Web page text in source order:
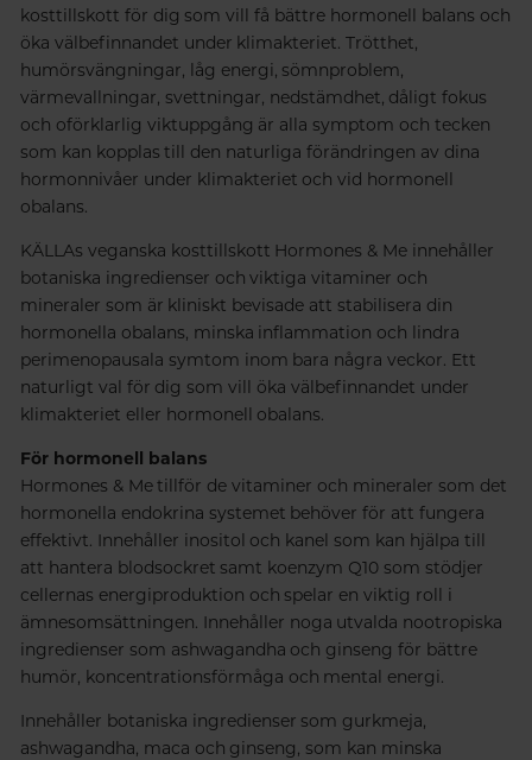
kosttillskott för dig som vill få bättre hormonell balans och
öka välbefinnandet under klimakteriet. Trötthet,
humörsvängningar, låg energi, sömnproblem,
värmevallningar, svettningar, nedstämdhet, dåligt fokus
och oförklarlig viktuppgång är alla symptom och tecken
som kan kopplas till den naturliga förändringen av dina
hormonnivåer under klimakteriet och vid hormonell
obalans.
KÄLLAs veganska kosttillskott Hormones & Me innehåller
botaniska ingredienser och viktiga vitaminer och
mineraler som är kliniskt bevisade att stabilisera din
hormonella obalans, minska inflammation och lindra
perimenopausala symtom inom bara några veckor. Ett
naturligt val för dig som vill öka välbefinnandet under
klimakteriet eller hormonell obalans.
För hormonell balans
Hormones & Me tillför de vitaminer och mineraler som det
hormonella endokrina systemet behöver för att fungera
effektivt. Innehåller inositol och kanel som kan hjälpa till
att hantera blodsockret samt koenzym Q10 som stödjer
cellernas energiproduktion och spelar en viktig roll i
ämnesomsättningen. Innehåller noga utvalda nootropiska
ingredienser som ashwagandha och ginseng för bättre
humör, koncentrationsförmåga och mental energi.
Innehåller botaniska ingredienser som gurkmeja,
ashwagandha, maca och ginseng, som kan minska